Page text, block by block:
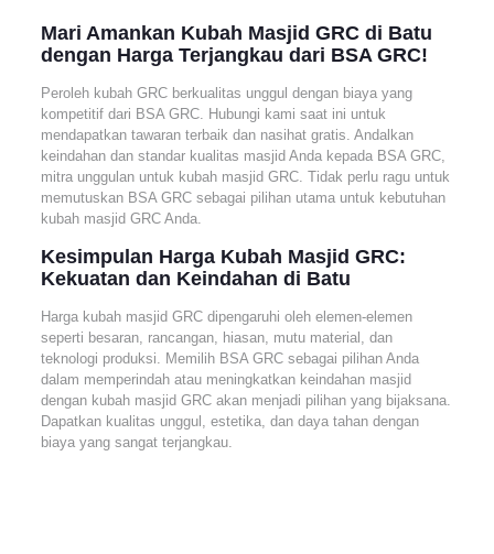
Mari Amankan Kubah Masjid GRC di Batu
dengan Harga Terjangkau dari BSA GRC!
Peroleh kubah GRC berkualitas unggul dengan biaya yang
kompetitif dari BSA GRC. Hubungi kami saat ini untuk
mendapatkan tawaran terbaik dan nasihat gratis. Andalkan
keindahan dan standar kualitas masjid Anda kepada BSA GRC,
mitra unggulan untuk kubah masjid GRC. Tidak perlu ragu untuk
memutuskan BSA GRC sebagai pilihan utama untuk kebutuhan
kubah masjid GRC Anda.
Kesimpulan Harga Kubah Masjid GRC:
Kekuatan dan Keindahan di Batu
Harga kubah masjid GRC dipengaruhi oleh elemen-elemen
seperti besaran, rancangan, hiasan, mutu material, dan
teknologi produksi. Memilih BSA GRC sebagai pilihan Anda
dalam memperindah atau meningkatkan keindahan masjid
dengan kubah masjid GRC akan menjadi pilihan yang bijaksana.
Dapatkan kualitas unggul, estetika, dan daya tahan dengan
biaya yang sangat terjangkau.